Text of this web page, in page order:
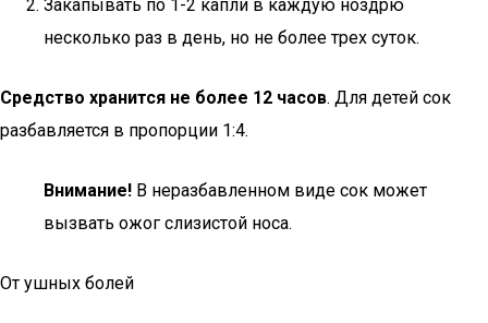
Закапывать по 1-2 капли в каждую ноздрю
несколько раз в день, но не более трех суток.
Средство хранится не более 12 часов. Для детей сок
разбавляется в пропорции 1:4.
Внимание! В неразбавленном виде сок может
вызвать ожог слизистой носа.
От ушных болей